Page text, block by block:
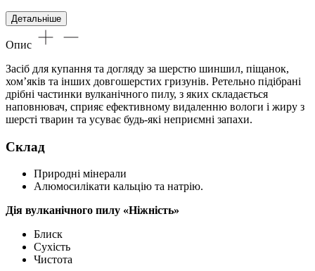
Детальніше
Опис
Засіб для купання та догляду за шерстю шиншил, піщанок,
хом’яків та інших довгошерстих гризунів. Ретельно підібрані
дрібні частинки вулканічного пилу, з яких складається
наповнювач, сприяє ефективному видаленню вологи і жиру з
шерсті тварин та усуває будь-які неприємні запахи.
Склад
Природні мінерали
Алюмосилікати кальцію та натрію.
Дія вулканічного пилу «Ніжність»
Блиск
Сухість
Чистота